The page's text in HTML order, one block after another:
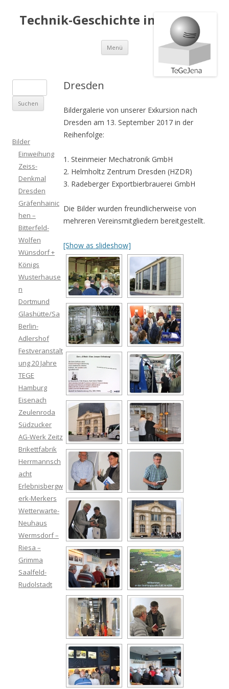
Technik-Geschichte in Jena e.V.
Menü Springe
Inhalt
Dresden
Bildergalerie von unserer Exkursion nach
Dresden am 13. September 2017 in der
Reihenfolge:
1. Steinmeier Mechatronik GmbH
2. Helmholtz Zentrum Dresden (HZDR)
3. Radeberger Exportbierbrauerei GmbH
Die Bilder wurden freundlicherweise von
mehreren Vereinsmitgliedern bereitgestellt.
[Show as slideshow]
u
c
n
Bilder
Einweihung
Zeiss-
Denkmal
Dresden
Gräfenhainic
hen –
Bitterfeld-
Wolfen
Wünsdorf +
Königs
Wusterhause
n
Dortmund
Glashütte/Sa
Berlin-
Adlershof
Festveranstalt
ung 20 Jahre
TEGE
Hamburg
Eisenach
Zeulenroda
Südzucker
AG-Werk Zeitz
Brikettfabrik
Herrmannsch
acht
Erlebnisbergw
erk-Merkers
Wetterwarte-
Neuhaus
Wermsdorf –
Riesa –
Grimma
Saalfeld-
Rudolstadt